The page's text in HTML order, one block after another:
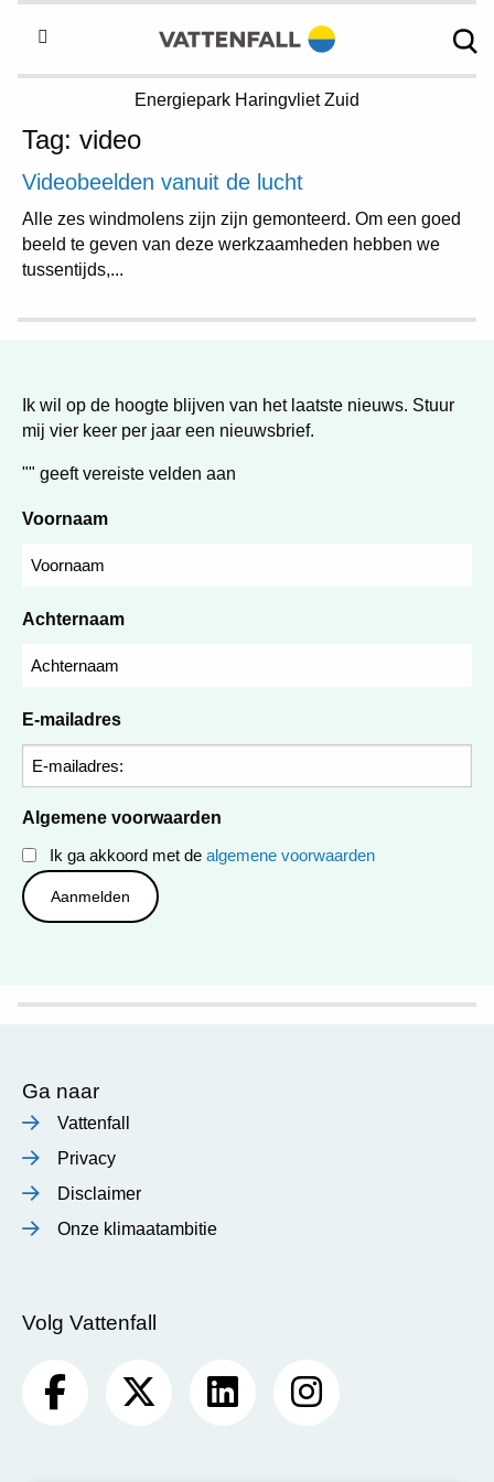
Energiepark Haringvliet Zuid
Tag: video
Videobeelden vanuit de lucht
Alle zes windmolens zijn zijn gemonteerd. Om een goed
beeld te geven van deze werkzaamheden hebben we
tussentijds,...
Ik wil op de hoogte blijven van het laatste nieuws. Stuur
mij vier keer per jaar een nieuwsbrief.
"" geeft vereiste velden aan
Voornaam
Achternaam
E-mailadres
Algemene voorwaarden
Ik ga akkoord met de algemene voorwaarden
Ga naar
Vattenfall
Privacy
Disclaimer
Onze klimaatambitie
Volg Vattenfall